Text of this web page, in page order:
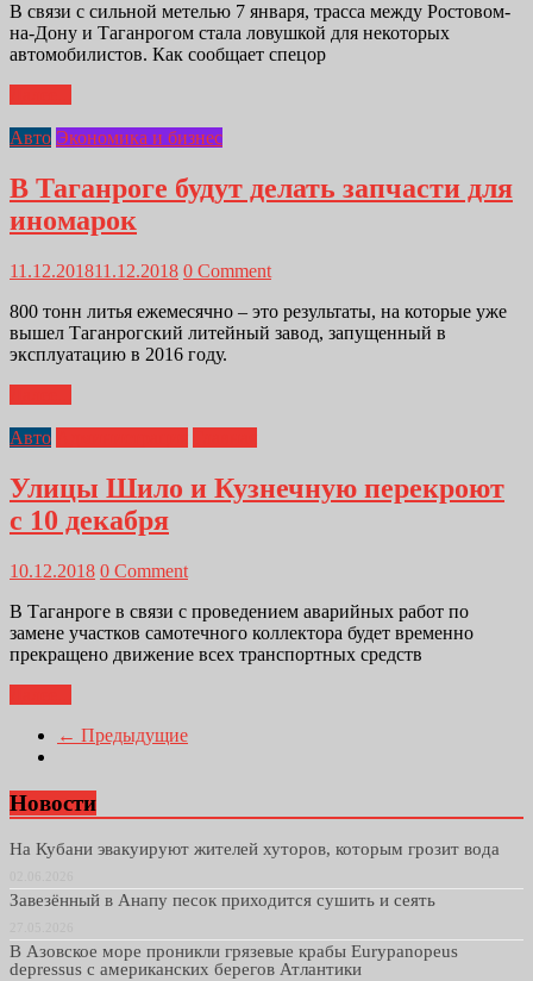
В связи с сильной метелью 7 января, трасса между Ростовом-
на-Дону и Таганрогом стала ловушкой для некоторых
автомобилистов. Как сообщает спецор
Авто Экономика и бизнес
В Таганроге будут делать запчасти для
иномарок
11.12.201811.12.2018 0 Comment
800 тонн литья ежемесячно – это результаты, на которые уже
вышел Таганрогский литейный завод, запущенный в
эксплуатацию в 2016 году.
Авто
Улицы Шило и Кузнечную перекроют
с 10 декабря
10.12.2018 0 Comment
В Таганроге в связи с проведением аварийных работ по
замене участков самотечного коллектора будет временно
прекращено движение всех транспортных средств
← Предыдущие
Новости
На Кубани эвакуируют жителей хуторов, которым грозит вода
Завезённый в Анапу песок приходится сушить и сеять
В Азовское море проникли грязевые крабы Eurypanopeus
depressus с американских берегов Атлантики